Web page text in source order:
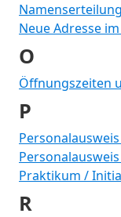
Neue Adresse
O
Öffnungszeiten
P
Praktikum /
R